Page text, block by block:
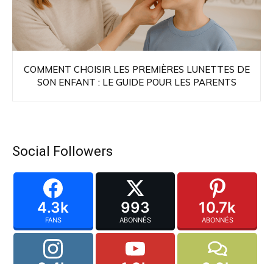
COMMENT CHOISIR LES PREMIÈRES LUNETTES DE
SON ENFANT : LE GUIDE POUR LES PARENTS
Social Followers
4.3k
FANS
993
ABONNÉS
10.7k
ABONNÉS